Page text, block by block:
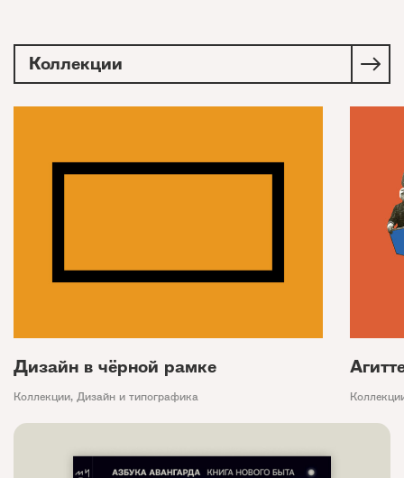
Коллекции
Дизайн в чёрной рамке
Коллекции, Дизайн и типографика